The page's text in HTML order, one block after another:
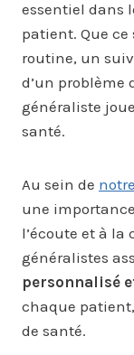
essentiel dans
patient. Que
routine, un
d’un problème
généraliste
santé.
Au sein de
une
l’écoute et à la
généralistes
personnalisé
chaque
de santé.